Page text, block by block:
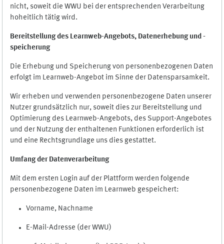
nicht, soweit die WWU bei der entsprechenden Verarbeitung
hoheitlich tätig wird.
Bereitstellung des Learnweb-Angebots, Datenerhebung und -
speicherung
Die Erhebung und Speicherung von personenbezogenen Daten
erfolgt im Learnweb-Angebot im Sinne der Datensparsamkeit.
Wir erheben und verwenden personenbezogene Daten unserer
Nutzer grundsätzlich nur, soweit dies zur Bereitstellung und
Optimierung des Learnweb-Angebots, des Support-Angebotes
und der Nutzung der enthaltenen Funktionen erforderlich ist
und eine Rechtsgrundlage uns dies gestattet.
Umfang der Datenverarbeitung
Mit dem ersten Login auf der Plattform werden folgende
personenbezogene Daten im Learnweb gespeichert:
Vorname, Nachname
E-Mail-Adresse (der WWU)